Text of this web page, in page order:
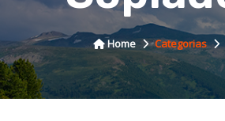
Home Categorias